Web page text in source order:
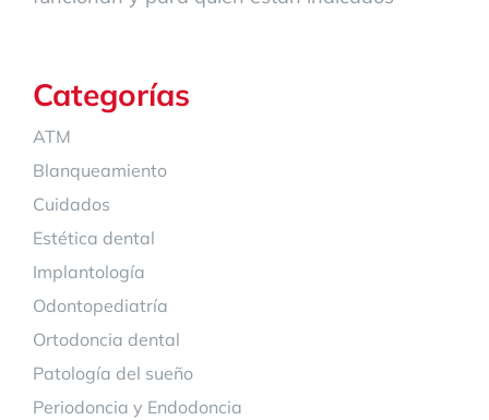
Categorías
ATM
Blanqueamiento
Cuidados
Estética dental
Implantología
Odontopediatría
Ortodoncia dental
Patología del sueño
Periodoncia y Endodoncia